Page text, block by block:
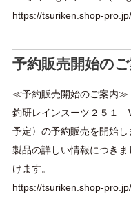
https://tsuriken.shop-
予約販売開始のご
≪予約販売開始のご案内≫
釣研レインスーツ２５１
予定〉の予約販売を開始し
製品の詳しい情報につき
けます。
https://tsuriken.shop-